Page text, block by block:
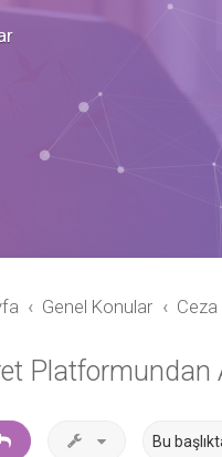
Genel Konular
Platformundan